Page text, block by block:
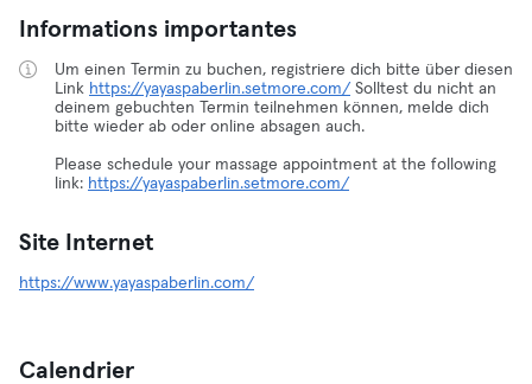
Informations importantes
Um einen Termin zu buchen, registriere dich bitte über diesen
Link https://yayaspaberlin.setmore.com/ Solltest du nicht an
deinem gebuchten Termin teilnehmen können, melde dich
bitte wieder ab oder online absagen auch.
Please schedule your massage appointment at the following
link: https://yayaspaberlin.setmore.com/
Site Internet
https://www.yayaspaberlin.com/
Calendrier